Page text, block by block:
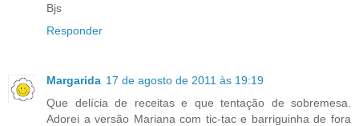
Bjs
Responder
Margarida 17 de agosto de 2011 às 19:19
Que delícia de receitas e que tentação de sobremesa.
Adorei a versão Mariana com tic-tac e barriguinha de fora